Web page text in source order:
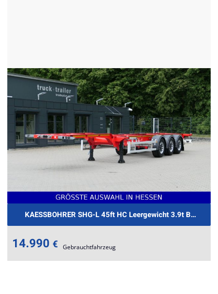
KAESSBOHRER SHG-L 45ft HC Leergewicht 3.9t BPW
14.990 € Gebrauchtfahrzeug